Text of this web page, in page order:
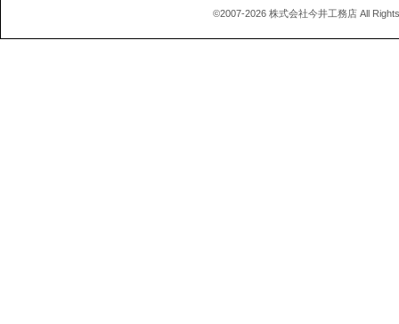
©2007-2026 株式会社今井工務店 All